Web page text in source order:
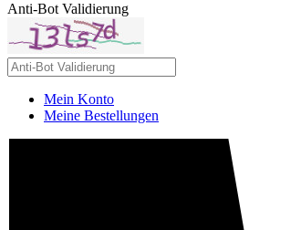
Anti-Bot Validierung
Mein Konto
Meine Bestellungen